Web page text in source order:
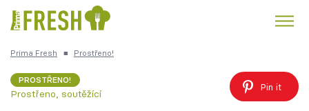
Česká kuchyně
Prima Fresh ■ Prostřeno!
PROSTŘENO!
Prostřeno, soutěžící
Pin it